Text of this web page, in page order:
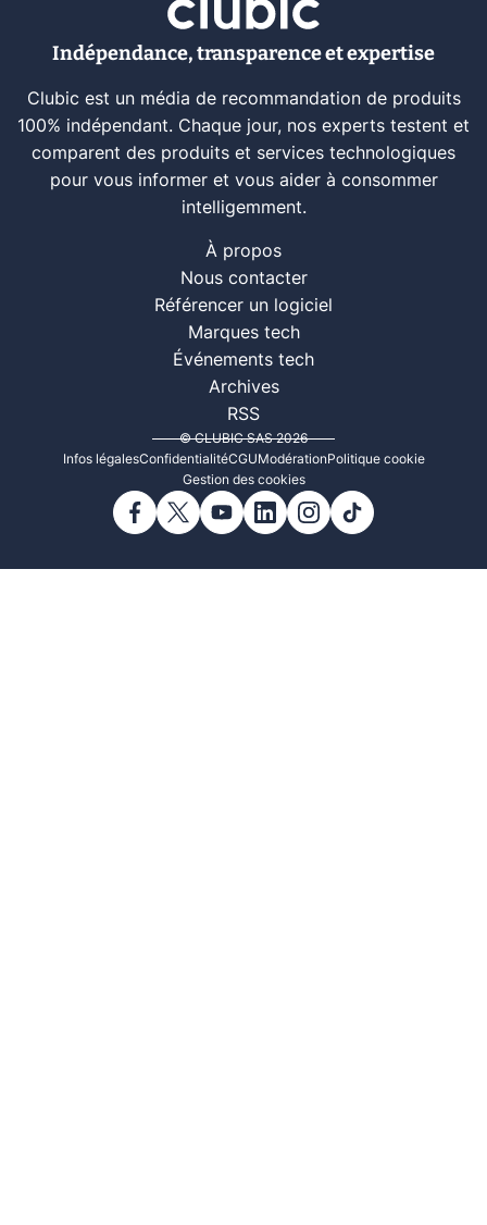
Indépendance, transparence et expertise
Clubic est un média de recommandation de produits
100% indépendant. Chaque jour, nos experts testent et
comparent des produits et services technologiques
pour vous informer et vous aider à consommer
intelligemment.
À propos
Nous contacter
Référencer un logiciel
Marques tech
Événements tech
Archives
RSS
© CLUBIC SAS 2026
Infos légalesConfidentialitéCGUModérationPolitique cookie
Gestion des cookies